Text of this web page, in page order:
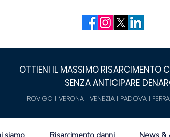
OTTIENI IL MASSIMO RISARCIMENTO
SENZA ANTICIPARE
ROVIGO | VERONA | VENEZIA | PADOVA |